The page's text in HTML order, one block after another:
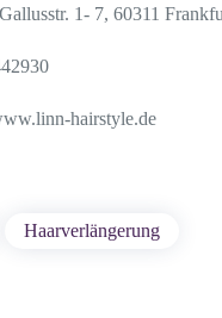
1- 7, 60311
hairstyle.de
Haarverlängerung